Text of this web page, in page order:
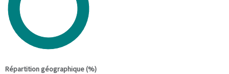
View as data table, Chart
Répartition géographique (%)